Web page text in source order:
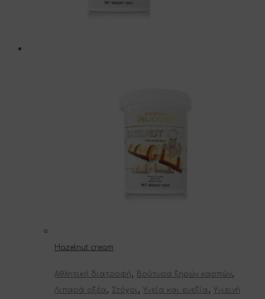
Hazelnut cream
Αθλητική διατροφή, Βούτυρα ξηρών καρπών,
Λιπαρά οξέα, Στόχοι, Υγεία και ευεξία, Υγιεινή